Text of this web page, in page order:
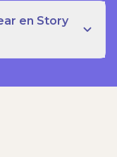
en Story